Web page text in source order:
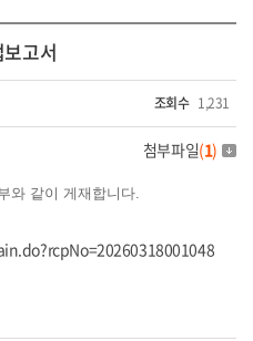
고서
조회수 1,231
첨부파일(1)
와 같이 게재합니다.